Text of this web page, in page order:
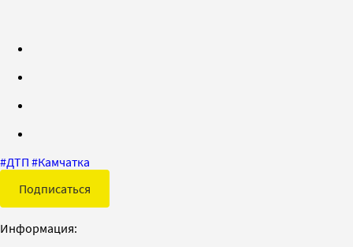
#ДТП #Камчатка
Подписаться
Информация: